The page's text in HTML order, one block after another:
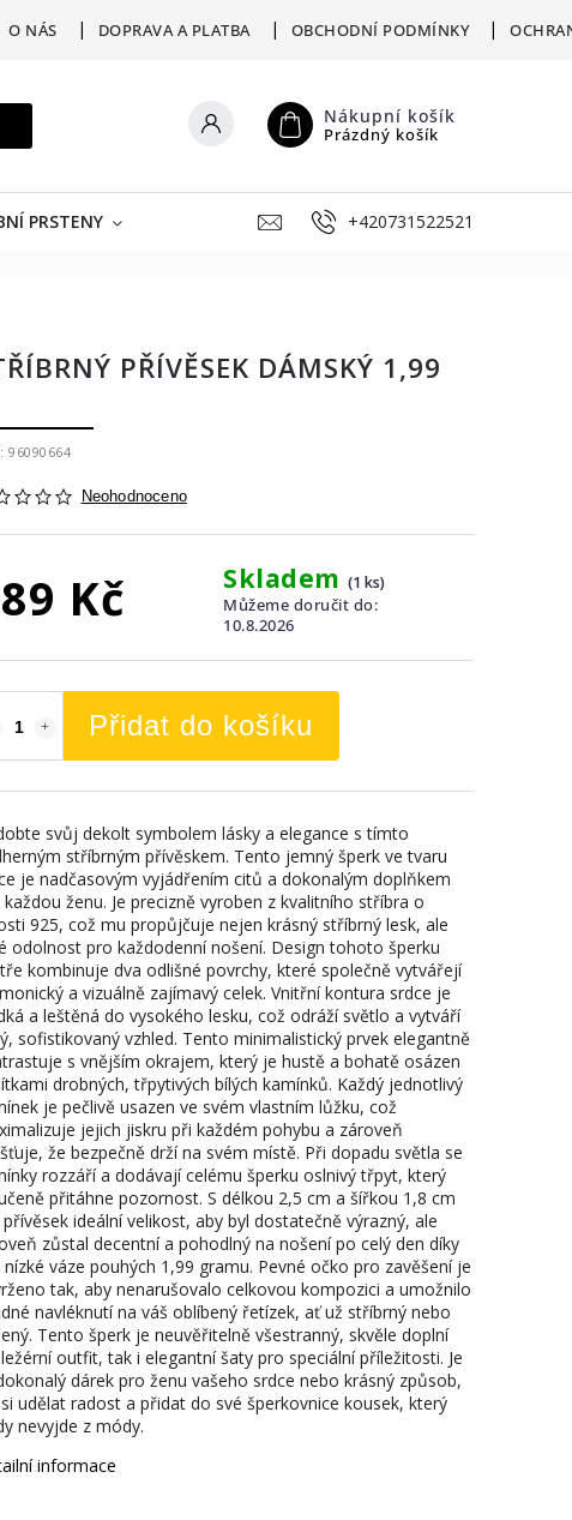
O NÁS DOPRAVA A PLATBA OBCHODNÍ PODMÍNKY
Nákupní košík
Prázdný košík
PRSTENY ŠPERKY K RYTÍ VÝKUP ZLATNICKÁ
+420731522521
PŘÍVĚSEK DÁMSKÝ 1,99
96090664
Neohodnoceno
Kč Skladem(1 ks)
Můžeme doručit do:
10.8.2026
Přidat do košíku
svůj dekolt symbolem lásky a elegance s tímto
stříbrným přívěskem. Tento jemný šperk ve tvaru
je nadčasovým vyjádřením citů a dokonalým doplňkem
ženu. Je precizně vyroben z kvalitního stříbra o
925, což mu propůjčuje nejen krásný stříbrný lesk, ale
odolnost pro každodenní nošení. Design tohoto šperku
kombinuje dva odlišné povrchy, které společně vytvářejí
a vizuálně zajímavý celek. Vnitřní kontura srdce je
a leštěná do vysokého lesku, což odráží světlo a vytváří
sofistikovaný vzhled. Tento minimalistický prvek elegantně
s vnějším okrajem, který je hustě a bohatě osázen
drobných, třpytivých bílých kamínků. Každý jednotlivý
je pečlivě usazen ve svém vlastním lůžku, což
jejich jiskru při každém pohybu a zároveň
že bezpečně drží na svém místě. Při dopadu světla se
rozzáří a dodávají celému šperku oslnivý třpyt, který
přitáhne pozornost. S délkou 2,5 cm a šířkou 1,8 cm
ideální velikost, aby byl dostatečně výrazný, ale
zůstal decentní a pohodlný na nošení po celý den díky
nízké váze pouhých 1,99 gramu. Pevné očko pro zavěšení je
tak, aby nenarušovalo celkovou kompozici a umožnilo
navléknutí na váš oblíbený řetízek, ať už stříbrný nebo
Tento šperk je neuvěřitelně všestranný, skvěle doplní
outfit, tak i elegantní šaty pro speciální příležitosti. Je
dárek pro ženu vašeho srdce nebo krásný způsob,
udělat radost a přidat do své šperkovnice kousek, který
nevyjde z módy.
informace